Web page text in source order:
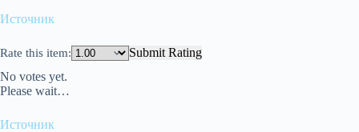
Источник
Rate this item:
Submit Rating
No votes yet.
Please wait…
Источник